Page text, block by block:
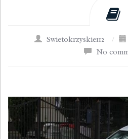
Swietokrzyskie112 /
No